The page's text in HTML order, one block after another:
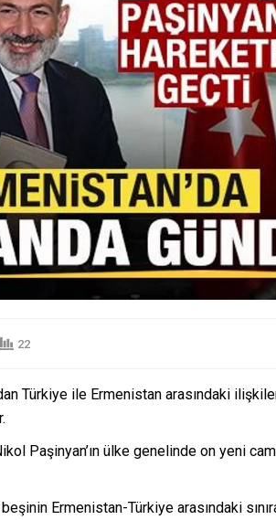
22
Türkiye ile Ermenistan arasındaki
Paşinyan’ın ülke genelinde on yeni
Ermenistan-Türkiye arasındaki